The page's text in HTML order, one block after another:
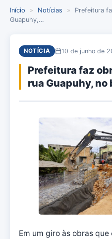
Início » Notícias »
Prefeitura
Guapuhy,…
NOTÍCIA 10 de junho de
Prefeitura faz
rua Guapuhy, no
Em um giro às obras